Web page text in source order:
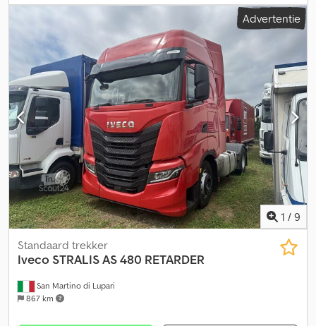
retarder, kleur:wit, soort overbrenging:mechanisch,
ABS, airconditioning,
elektronisch stabiliteitsprogramma (ESP), standkachel
Stralis AS 440S50 Zwaar transport Iveco 29.000/26.000 kg
Combinatie 120.000 kg 120 ton! 500 pk Dcjdpfxowpn N Ee Ambek
In gebruik sinds 04/2007 Kilometerstand: 586.818 km 6x4
Handgeschakelde versnellingsbak Retarder Euro 4 ABS
Airconditioning Cruise control Standkachel 1 bed Koelkast 1 tank
400 l Differentieelslot Vering: blad/lucht Banden: 1e as: 385/65
R22,5 profiel 14 mm 2e as: 315/80 R22,5 profiel 9 mm 3e as: 315/80
R22,5 profiel 8 mm Eerste eigenaar Zeer goede staat Meer info
op: FB: Dvorak Trucks Czechia IMPORT-EXPORT-VERKOOP-
AANKOOP-COMMISSIEVERKOOP VAN VRACHTWAGENS &
BOUWMACHINES VRACHTWAGEN-SERVICE BANDENSERVICE
TRUCKWASSTRAAT TACHOGRAAFDIENST
Advertentie
1 / 9
San Martino di Lupari
867 km
Standaard trekker
Iveco STRALIS AS 480 RETARDER